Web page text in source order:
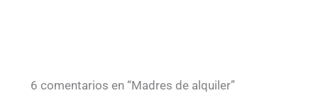
6 comentarios en “Madres de alquiler”